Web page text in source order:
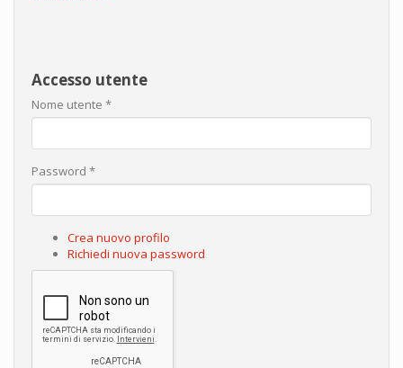
Accesso utente
Nome utente *
Password *
Crea nuovo profilo
Richiedi nuova password